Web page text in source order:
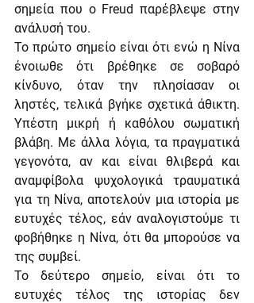
σημεία που ο Freud παρέβλεψε στην
ανάλυσή του.
Το πρώτο σημείο είναι ότι ενώ η Νίνα
ένοιωθε ότι βρέθηκε σε σοβαρό
κίνδυνο, όταν την πλησίασαν οι
ληστές, τελικά βγήκε σχετικά άθικτη.
Υπέστη μικρή ή καθόλου σωματική
βλάβη. Με άλλα λόγια, τα πραγματικά
γεγονότα, αν και είναι θλιβερά και
αναμφίβολα ψυχολογικά τραυματικά
για τη Νίνα, αποτελούν μια ιστορία με
ευτυχές τέλος, εάν αναλογιστούμε τι
φοβήθηκε η Νίνα, ότι θα μπορούσε να
της συμβεί.
Το δεύτερο σημείο, είναι ότι το
ευτυχές τέλος της ιστορίας δεν